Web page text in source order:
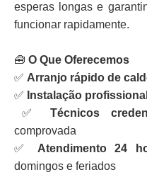
esperas longas e
funcionar rapidamente.
🧰 O Que Oferecemos
✅ Arranjo rápido de
✅ Instalação
✅Técnicos
comprovada
✅ Atendimento 24
domingos e feriados